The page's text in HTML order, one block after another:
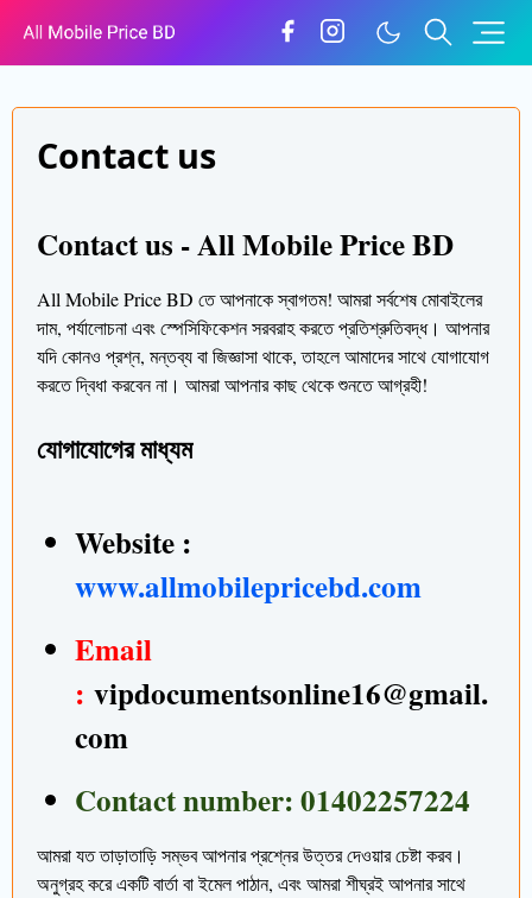
Contact us
Contact us - All Mobile Price BD
All Mobile Price BD তে আপনাকে স্বাগতম! আমরা সর্বশেষ মোবাইলের
দাম, পর্যালোচনা এবং স্পেসিফিকেশন সরবরাহ করতে প্রতিশ্রুতিবদ্ধ। আপনার
যদি কোনও প্রশ্ন, মন্তব্য বা জিজ্ঞাসা থাকে, তাহলে আমাদের সাথে যোগাযোগ
করতে দ্বিধা করবেন না। আমরা আপনার কাছ থেকে শুনতে আগ্রহী!
যোগাযোগের মাধ্যম
Website :
www.allmobilepricebd.com
Email
: vipdocumentsonline16@gmail.
com
Contact number: 01402257224
আমরা যত তাড়াতাড়ি সম্ভব আপনার প্রশ্নের উত্তর দেওয়ার চেষ্টা করব।
অনুগ্রহ করে একটি বার্তা বা ইমেল পাঠান, এবং আমরা শীঘ্রই আপনার সাথে